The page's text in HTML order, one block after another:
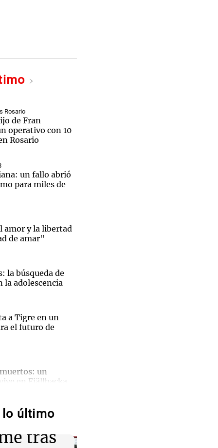
Rosario
de Fran
operativo con 10
Rosario
un fallo abrió
para miles de
amor y la libertad
de amar"
la búsqueda de
la adolescencia
a Tigre en un
el futuro de
un
en Fjällbacka
entre el
lo último
Fran
tras